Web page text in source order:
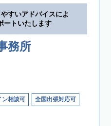
すいアドバイスによ
ートいたします
務所
ン相談可 全国出張対応可